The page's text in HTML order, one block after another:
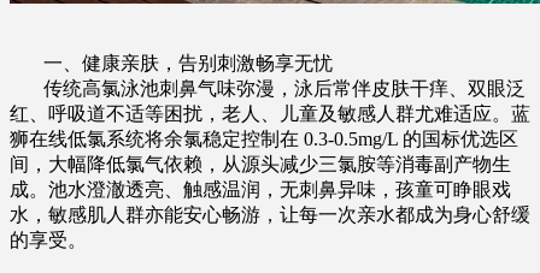
一、健康亲肤，告别刺激畅享无忧
传统高氯泳池刺鼻气味弥漫，泳后常伴皮肤干痒、双眼泛
红、呼吸道不适等困扰，老人、儿童及敏感人群尤难适应。蓝
狮在线低氯系统将余氯稳定控制在 0.3-0.5mg/L 的国标优选区
间，大幅降低氯气依赖，从源头减少三氯胺等消毒副产物生
成。池水澄澈透亮、触感温润，无刺鼻异味，孩童可睁眼戏
水，敏感肌人群亦能安心畅游，让每一次亲水都成为身心舒缓
的享受。